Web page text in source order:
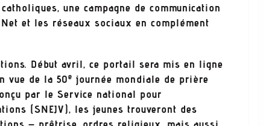
une campagne de communication
et les réseaux sociaux en complément
Début avril, ce portail sera mis en ligne
vue de la 50e journée mondiale de prière
par le Service national pour
(SNEJV), les jeunes trouveront des